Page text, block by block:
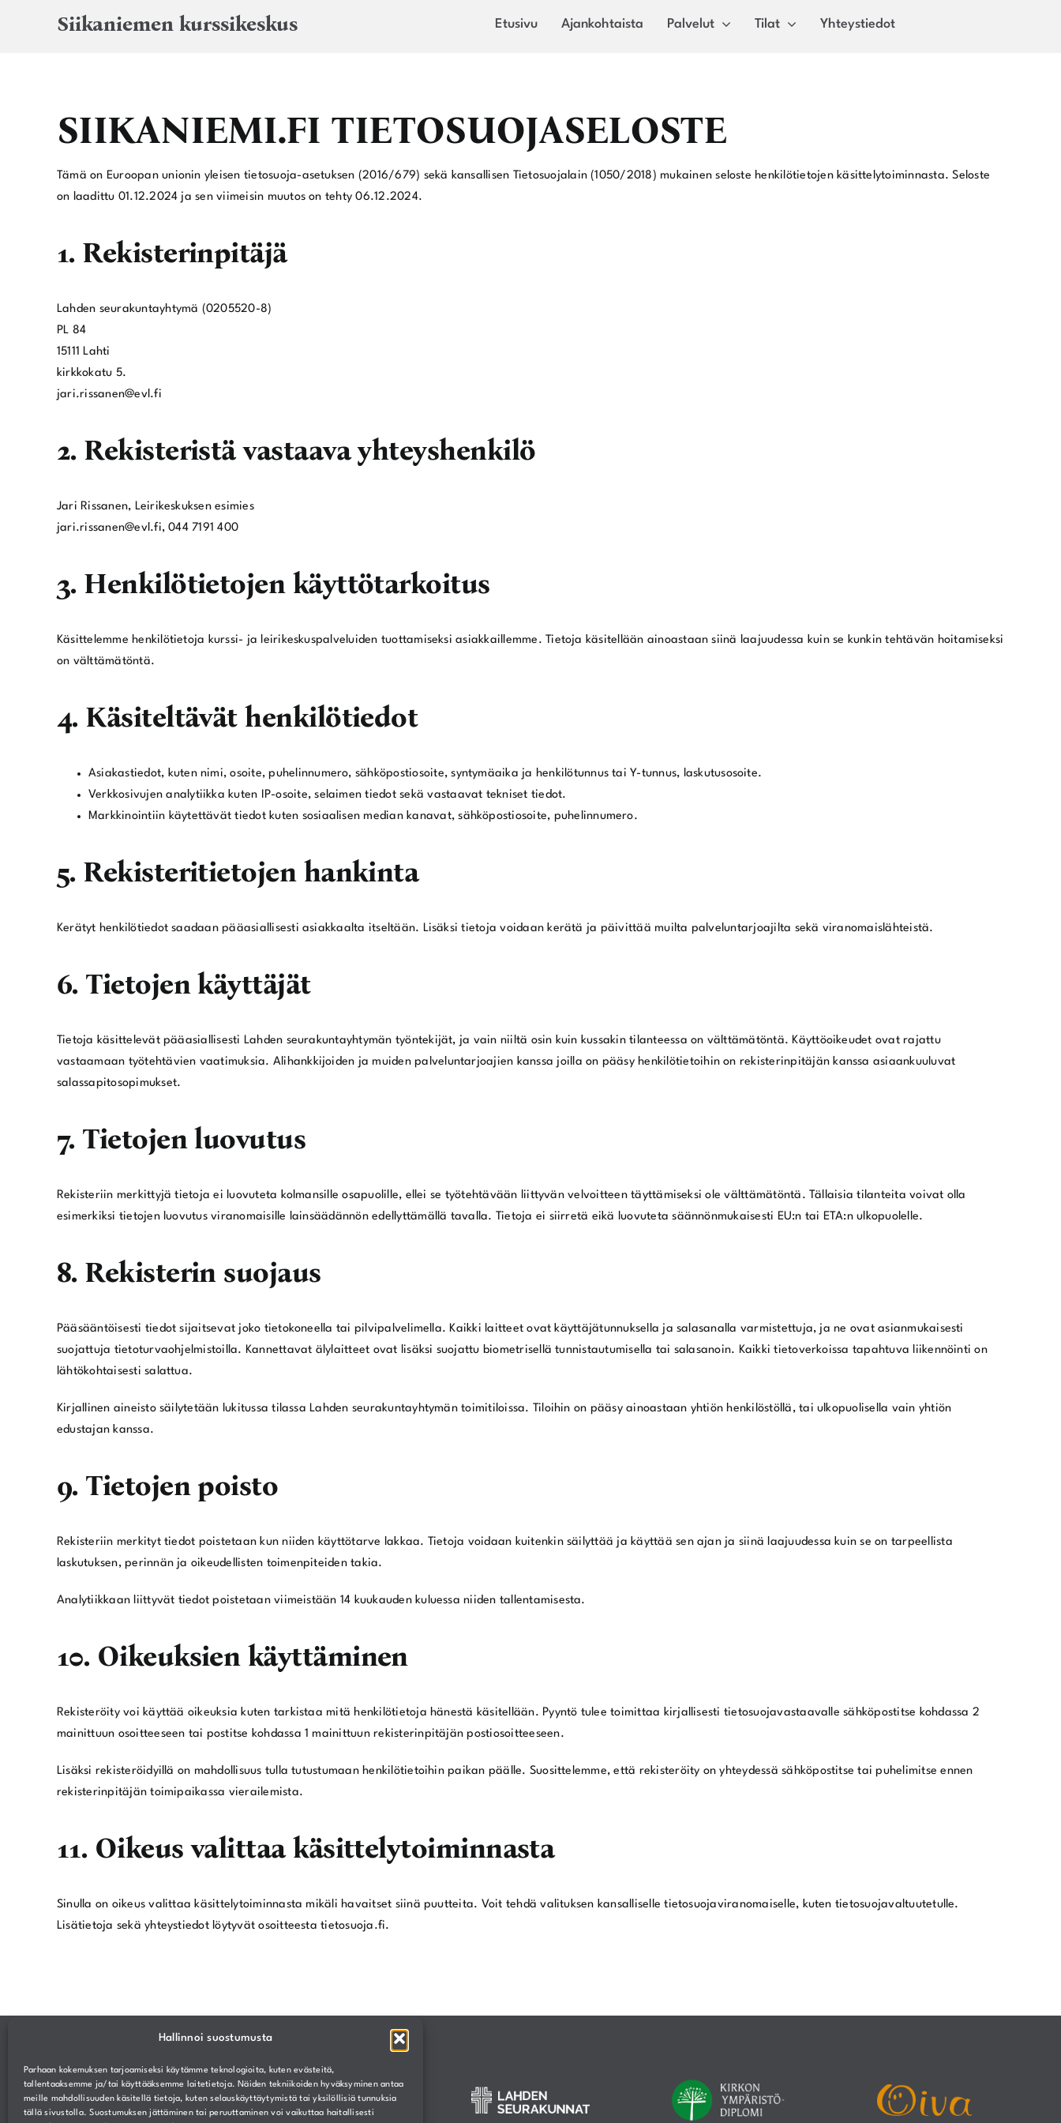
Hallinnoi suostumusta
Parhaan kokemuksen tarjoamiseksi käytämme teknologioita, kuten evästeitä,
tallentaaksemme ja/tai käyttääksemme laitetietoja. Näiden tekniikoiden hyväksyminen antaa
meille mahdollisuuden käsitellä tietoja, kuten selauskäyttäytymistä tai yksilöllisiä tunnuksia
tällä sivustolla. Suostumuksen jättäminen tai peruuttaminen voi vaikuttaa haitallisesti
Siikaniemen kurssikeskus Etusivu Ajankohtaista Palvelut Tilat Yhteystiedot
SIIKANIEMI.FI TIETOSUOJASELOSTE
Tämä on Euroopan unionin yleisen tietosuoja-asetuksen (2016/679) sekä kansallisen Tietosuojalain (1050/2018) mukainen seloste henkilötietojen käsittelytoiminnasta. Seloste
on laadittu 01.12.2024 ja sen viimeisin muutos on tehty 06.12.2024.
1. Rekisterinpitäjä
Lahden seurakuntayhtymä (0205520-8)
PL 84
15111 Lahti
kirkkokatu 5.
jari.rissanen@evl.fi
2. Rekisteristä vastaava yhteyshenkilö
Jari Rissanen, Leirikeskuksen esimies
jari.rissanen@evl.fi, 044 7191 400
3. Henkilötietojen käyttötarkoitus
Käsittelemme henkilötietoja kurssi- ja leirikeskuspalveluiden tuottamiseksi asiakkaillemme. Tietoja käsitellään ainoastaan siinä laajuudessa kuin se kunkin tehtävän hoitamiseksi
on välttämätöntä.
4. Käsiteltävät henkilötiedot
Asiakastiedot, kuten nimi, osoite, puhelinnumero, sähköpostiosoite, syntymäaika ja henkilötunnus tai Y-tunnus, laskutusosoite.
Verkkosivujen analytiikka kuten IP-osoite, selaimen tiedot sekä vastaavat tekniset tiedot.
Markkinointiin käytettävät tiedot kuten sosiaalisen median kanavat, sähköpostiosoite, puhelinnumero.
5. Rekisteritietojen hankinta
Kerätyt henkilötiedot saadaan pääasiallisesti asiakkaalta itseltään. Lisäksi tietoja voidaan kerätä ja päivittää muilta palveluntarjoajilta sekä viranomaislähteistä.
6. Tietojen käyttäjät
Tietoja käsittelevät pääasiallisesti Lahden seurakuntayhtymän työntekijät, ja vain niiltä osin kuin kussakin tilanteessa on välttämätöntä. Käyttöoikeudet ovat rajattu
vastaamaan työtehtävien vaatimuksia. Alihankkijoiden ja muiden palveluntarjoajien kanssa joilla on pääsy henkilötietoihin on rekisterinpitäjän kanssa asiaankuuluvat
salassapitosopimukset.
7. Tietojen luovutus
Rekisteriin merkittyjä tietoja ei luovuteta kolmansille osapuolille, ellei se työtehtävään liittyvän velvoitteen täyttämiseksi ole välttämätöntä. Tällaisia tilanteita voivat olla
esimerkiksi tietojen luovutus viranomaisille lainsäädännön edellyttämällä tavalla. Tietoja ei siirretä eikä luovuteta säännönmukaisesti EU:n tai ETA:n ulkopuolelle.
8. Rekisterin suojaus
Pääsääntöisesti tiedot sijaitsevat joko tietokoneella tai pilvipalvelimella. Kaikki laitteet ovat käyttäjätunnuksella ja salasanalla varmistettuja, ja ne ovat asianmukaisesti
suojattuja tietoturvaohjelmistoilla. Kannettavat älylaitteet ovat lisäksi suojattu biometrisellä tunnistautumisella tai salasanoin. Kaikki tietoverkoissa tapahtuva liikennöinti on
lähtökohtaisesti salattua.
Kirjallinen aineisto säilytetään lukitussa tilassa Lahden seurakuntayhtymän toimitiloissa. Tiloihin on pääsy ainoastaan yhtiön henkilöstöllä, tai ulkopuolisella vain yhtiön
edustajan kanssa.
9. Tietojen poisto
Rekisteriin merkityt tiedot poistetaan kun niiden käyttötarve lakkaa. Tietoja voidaan kuitenkin säilyttää ja käyttää sen ajan ja siinä laajuudessa kuin se on tarpeellista
laskutuksen, perinnän ja oikeudellisten toimenpiteiden takia.
Analytiikkaan liittyvät tiedot poistetaan viimeistään 14 kuukauden kuluessa niiden tallentamisesta.
10. Oikeuksien käyttäminen
Rekisteröity voi käyttää oikeuksia kuten tarkistaa mitä henkilötietoja hänestä käsitellään. Pyyntö tulee toimittaa kirjallisesti tietosuojavastaavalle sähköpostitse kohdassa 2
mainittuun osoitteeseen tai postitse kohdassa 1 mainittuun rekisterinpitäjän postiosoitteeseen.
Lisäksi rekisteröidyillä on mahdollisuus tulla tutustumaan henkilötietoihin paikan päälle. Suosittelemme, että rekisteröity on yhteydessä sähköpostitse tai puhelimitse ennen
rekisterinpitäjän toimipaikassa vierailemista.
11. Oikeus valittaa käsittelytoiminnasta
Sinulla on oikeus valittaa käsittelytoiminnasta mikäli havaitset siinä puutteita. Voit tehdä valituksen kansalliselle tietosuojaviranomaiselle, kuten tietosuojavaltuutetulle.
Lisätietoja sekä yhteystiedot löytyvät osoitteesta tietosuoja.fi.
Lahden seurakunnat
Info ja asiointi
Kirkot ja tilat
Palaute
Yhteystiedot